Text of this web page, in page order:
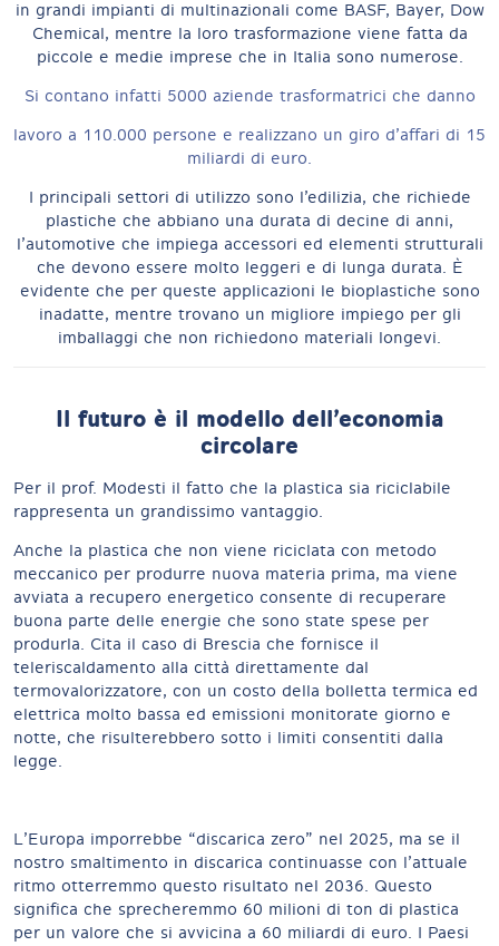
in grandi impianti di multinazionali come BASF, Bayer, Dow
Chemical, mentre la loro trasformazione viene fatta da
piccole e medie imprese che in Italia sono numerose.
Si contano infatti 5000 aziende trasformatrici che danno
lavoro a 110.000 persone e realizzano un giro d’affari di 15
miliardi di euro.
I principali settori di utilizzo sono l’edilizia, che richiede
plastiche che abbiano una durata di decine di anni,
l’automotive che impiega accessori ed elementi strutturali
che devono essere molto leggeri e di lunga durata. È
evidente che per queste applicazioni le bioplastiche sono
inadatte, mentre trovano un migliore impiego per gli
imballaggi che non richiedono materiali longevi.
Il futuro è il modello dell’economia
circolare
Per il prof. Modesti il fatto che la plastica sia riciclabile
rappresenta un grandissimo vantaggio.
Anche la plastica che non viene riciclata con metodo
meccanico per produrre nuova materia prima, ma viene
avviata a recupero energetico consente di recuperare
buona parte delle energie che sono state spese per
produrla. Cita il caso di Brescia che fornisce il
teleriscaldamento alla città direttamente dal
termovalorizzatore, con un costo della bolletta termica ed
elettrica molto bassa ed emissioni monitorate giorno e
notte, che risulterebbero sotto i limiti consentiti dalla
legge.
L’Europa imporrebbe “discarica zero” nel 2025, ma se il
nostro smaltimento in discarica continuasse con l’attuale
ritmo otterremmo questo risultato nel 2036. Questo
significa che sprecheremmo 60 milioni di ton di plastica
per un valore che si avvicina a 60 miliardi di euro. I Paesi